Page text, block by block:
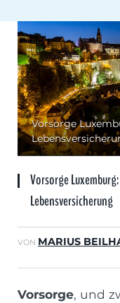
Vorsorge
Vorsorge
Lebensversicherung
VON MARIUS
Vorsorge, und